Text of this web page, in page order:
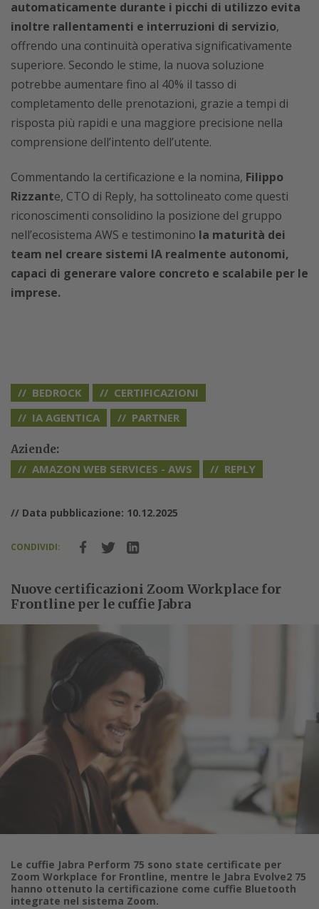
automaticamente durante i picchi di utilizzo evita
inoltre rallentamenti e interruzioni di servizio,
offrendo una continuità operativa significativamente
superiore. Secondo le stime, la nuova soluzione
potrebbe aumentare fino al 40% il tasso di
completamento delle prenotazioni, grazie a tempi di
risposta più rapidi e una maggiore precisione nella
comprensione dell’intento dell’utente.
Commentando la certificazione e la nomina, Filippo
Rizzante, CTO di Reply, ha sottolineato come questi
riconoscimenti consolidino la posizione del gruppo
nell’ecosistema AWS e testimonino la maturità dei
team nel creare sistemi IA realmente autonomi,
capaci di generare valore concreto e scalabile per le
imprese.
BEDROCK
CERTIFICAZIONI
IA AGENTICA
PARTNER
Aziende:
AMAZON WEB SERVICES - AWS REPLY
// Data pubblicazione: 10.12.2025
CONDIVIDI:
Nuove certificazioni Zoom Workplace for
Frontline per le cuffie Jabra
Le cuffie Jabra Perform 75 sono state certificate per
Zoom Workplace for Frontline, mentre le Jabra Evolve2 75
hanno ottenuto la certificazione come cuffie Bluetooth
integrate nel sistema Zoom.